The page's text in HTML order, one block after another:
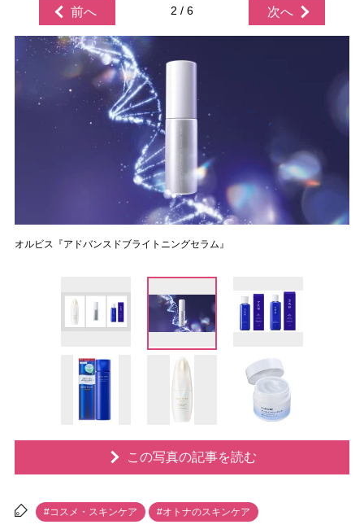
前へ 2 / 6 次へ
オルビス『アドバンスドブライトニングセラム』
この写真の記事を読む
#コスメ・スキンケア #オトナのスキンケア